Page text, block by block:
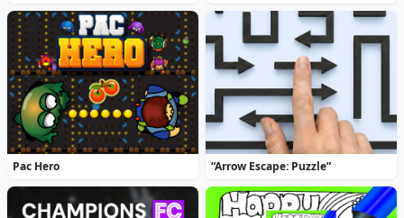
Pac Hero “Arrow Escape: Puzzle”